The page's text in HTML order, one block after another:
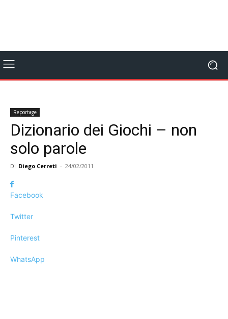
Reportage
Dizionario dei Giochi – non
solo parole
Di Diego Cerreti - 24/02/2011
Facebook
Twitter
Pinterest
WhatsApp